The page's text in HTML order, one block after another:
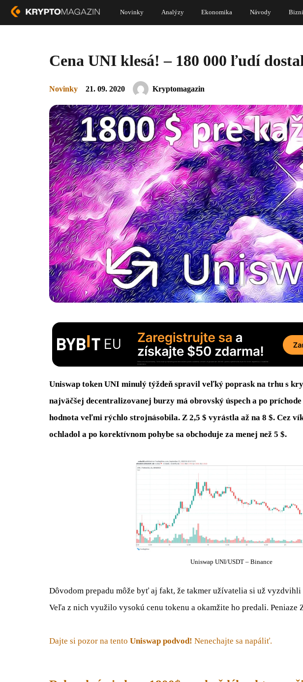
Novinky Analýzy Ekonomika Návody
Cena UNI klesá! – 180 000 ľudí
Novinky 21. 09. 2020 Kryptomagazin
Uniswap token UNI minulý týždeň spravil veľký poprask na trhu s
najväčšej decentralizovanej burzy má obrovský úspech a po
hodnota veľmi rýchlo strojnásobila. Z 2,5 $ vyrástla až na 8 $. Cez
ochladol a po korektívnom pohybe sa obchoduje za menej než 5 $.
Uniswap UNI/USDT – Binance
Dôvodom prepadu môže byť aj fakt, že takmer užívatelia si už
Veľa z nich využilo vysokú cenu tokenu a okamžite ho predali. Peniaze
Dajte si pozor na tento Uniswap podvod! Nenechajte sa napáliť.